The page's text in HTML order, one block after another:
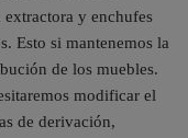
y enchufes
Esto si mantenemos la
de los muebles.
modificar el
de derivación,